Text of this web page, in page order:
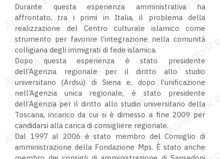
Durante questa esperienza amministrativa ha
affrontato, tra i primi in Italia, il problema della
realizzazione del Centro culturale islamico come
strumento per favorire l’integrazione nella comunità
colligiana degli immigrati di fede islamica.
Dopo questa esperienza è stato presidente
dell’Agenzia regionale per il diritto allo studio
universitario (Ardsu) di Siena e, dopo l’unificazione
nell’Agenzia unica regionale, è stato presidente
dell’Agenzia per il diritto allo studio universitario della
Toscana, incarico da cui si è dimesso a fine 2009 per
candidarsi alla carica di consigliere regionale.
Dal 1997 al 2006 è stato membro del Consiglio di
amministrazione della Fondazione Mps. È stato anche